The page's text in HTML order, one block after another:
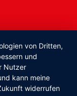
von Dritten,
und
Nutzer
kann meine
widerrufen